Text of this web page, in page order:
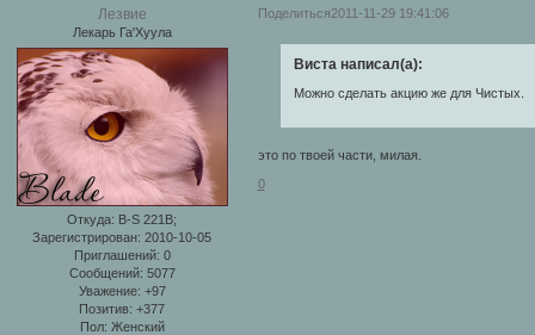
Поделиться2011-11-29 19:41:06
Лезвие
Лекарь Га'Хуула
Откуда: B-S 221B;
Зарегистрирован: 2010-10-05
Приглашений: 0
Сообщений: 5077
Уважение: +97
Позитив: +377
Пол: Женский
Виста написал(а):
Можно сделать акцию же для Чистых.
это по твоей части, милая.
0